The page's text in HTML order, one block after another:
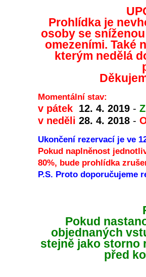
Prohlídka je
osoby se
omezeními. Také
kterým nedělá
Momentální stav:
v pátek12. 4. 2019 -
v neděli 28. 4. 2018 -
Ukončení rezervací je ve
Pokud naplněnost
80%, bude prohlídka
P.S. Proto doporučujeme
Pokud
objednaných
stejně jako storno
před